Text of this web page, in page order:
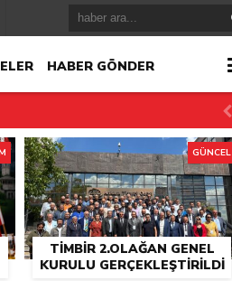
HABER GÖNDER
TİMBİR 2.OLAĞAN GENEL
KURULU GERÇEKLEŞTIRILDI
GÜNCEL